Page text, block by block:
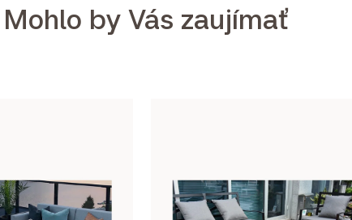
Mohlo by Vás zaujímať